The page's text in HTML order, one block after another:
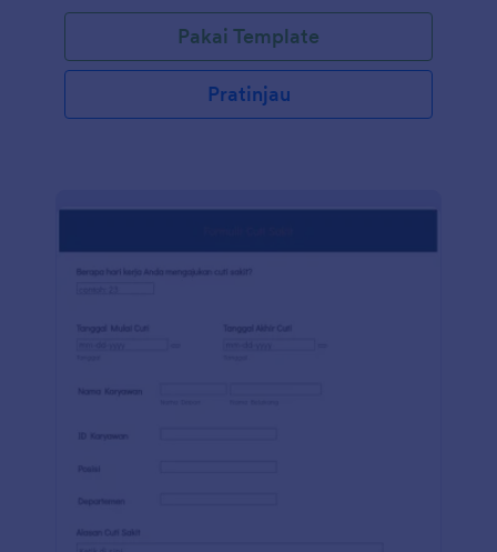
Pakai Template
Pratinjau